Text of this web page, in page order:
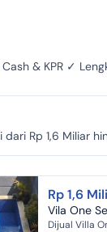
& KPR ✓
Rp 1,6 Miliar
Rp 1,6
Vila One
Dijual Villa